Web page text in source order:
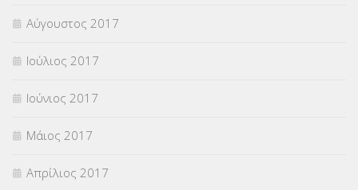
Αύγουστος 2017
Ιούλιος 2017
Ιούνιος 2017
Μάιος 2017
Απρίλιος 2017